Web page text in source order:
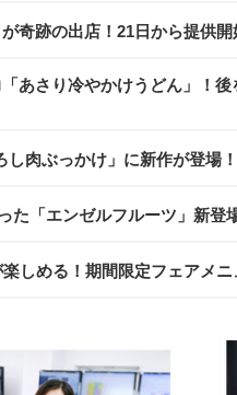
奇跡の出店！21日から提供開
あさり冷やかけうどん」！
肉ぶっかけ」に新作が登場
た「エンゼルフルーツ」新登
しめる！期間限定フェアメ